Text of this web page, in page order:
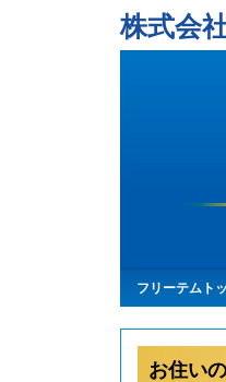
株式会
フリーテムト
お住い